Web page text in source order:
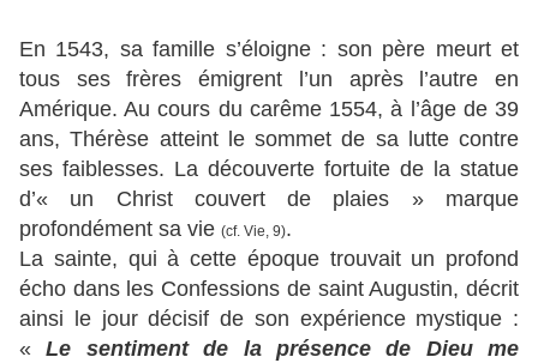
En 1543, sa famille s’éloigne : son père meurt et
tous ses frères émigrent l’un après l’autre en
Amérique. Au cours du carême 1554, à l’âge de 39
ans, Thérèse atteint le sommet de sa lutte contre
ses faiblesses. La découverte fortuite de la statue
d’« un Christ couvert de plaies » marque
profondément sa vie (cf. Vie, 9).
La sainte, qui à cette époque trouvait un profond
écho dans les Confessions de saint Augustin, décrit
ainsi le jour décisif de son expérience mystique :
« Le sentiment de la présence de Dieu me